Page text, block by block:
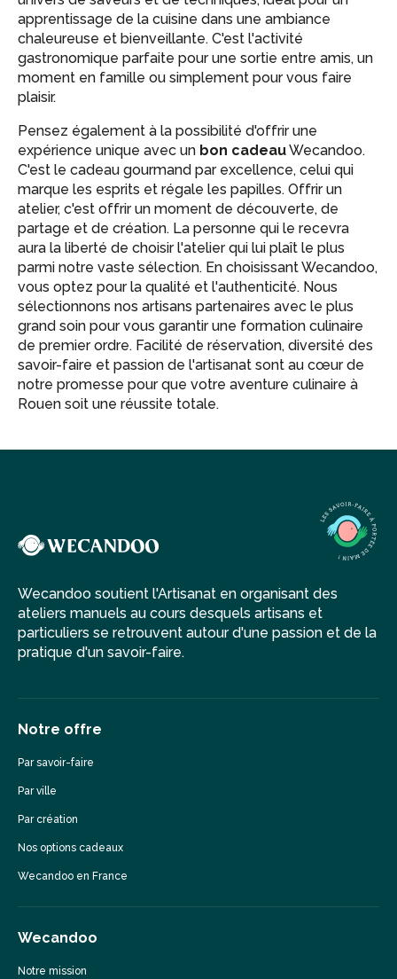
apprentissage de la cuisine dans une ambiance
chaleureuse et bienveillante. C'est l'activité
gastronomique parfaite pour une sortie entre amis, un
moment en famille ou simplement pour vous faire
plaisir.
Pensez également à la possibilité d'offrir une
expérience unique avec un bon cadeauWecandoo.
C'est le cadeau gourmand par excellence, celui qui
marque les esprits et régale les papilles. Offrir un
atelier, c'est offrir un moment de découverte, de
partage et de création. La personne qui le recevra
aura la liberté de choisir l'atelier qui lui plaît le plus
parmi notre vaste sélection. En choisissant Wecandoo,
vous optez pour la qualité et l'authenticité. Nous
sélectionnons nos artisans partenaires avec le plus
grand soin pour vous garantir une formation culinaire
de premier ordre. Facilité de réservation, diversité des
savoir-faire et passion de l'artisanat sont au cœur de
notre promesse pour que votre aventure culinaire à
Rouen soit une réussite totale.
Wecandoo soutient l'Artisanat en organisant des
ateliers manuels au cours desquels artisans et
particuliers se retrouvent autour d'une passion et de la
pratique d'un savoir-faire.
Notre offre
Par savoir-faire
Par ville
Par création
Nos options cadeaux
Wecandoo en France
Wecandoo
Notre mission